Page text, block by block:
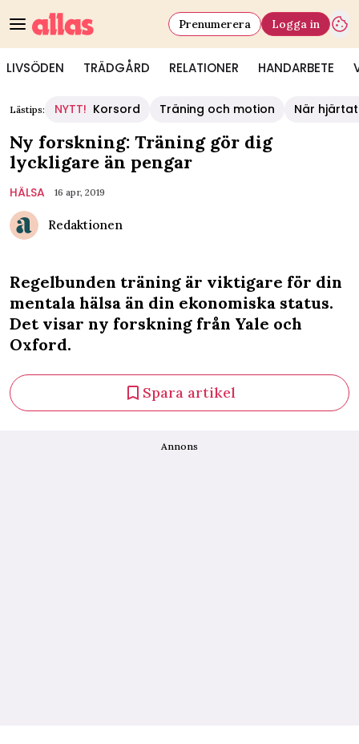
LIVSÖDEN TRÄDGÅRD RELATIONER HANDARBETE
Prenumerera Logga in
Lästips: NYTT! Korsord Träning och motion När
Ny forskning: Träning gör dig
lyckligare än pengar
HÄLSA 16 apr, 2019
Redaktionen
Regelbunden träning är viktigare för din
mentala hälsa än din ekonomiska status.
Det visar ny forskning från Yale och
Oxford.
Spara artikel
Annons